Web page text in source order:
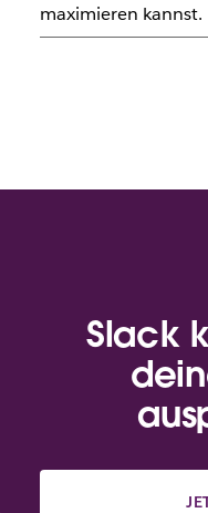
maximieren kannst.
Slack